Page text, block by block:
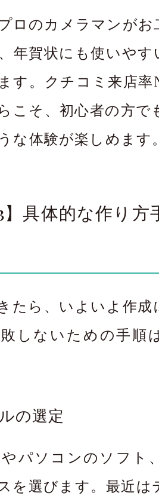
ロのカメラマンが
年賀状にも使いやす
す。クチコミ来店率
こそ、初心者の方で
な体験が楽しめます
】具体的な作り
たら、いよいよ作成
しないための手順
の選定
パソコンのソフト
を選びます。最近